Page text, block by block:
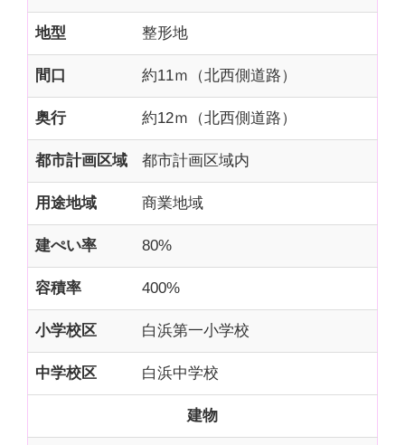
地型 整形地
間口 約11ｍ（北西側道路）
奥行 約12ｍ（北西側道路）
都市計画区域 都市計画区域内
用途地域 商業地域
建ぺい率 80%
容積率 400%
小学校区 白浜第一小学校
中学校区 白浜中学校
建物